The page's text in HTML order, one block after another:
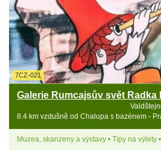
7CZ-021
Galerie Rumcajsův svět Radka
8.4 km vzdušně od Chalupa s bazénem -
Muzea, skanzeny a výstavy • Tipy na výlety